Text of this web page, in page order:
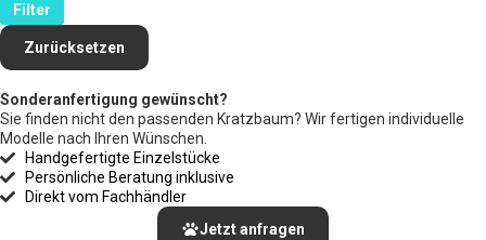
Filter
Zurücksetzen
Sonderanfertigung gewünscht?
Sie finden nicht den passenden Kratzbaum? Wir fertigen individuelle
Modelle nach Ihren Wünschen.
Handgefertigte Einzelstücke
Persönliche Beratung inklusive
Direkt vom Fachhändler
Jetzt anfragen